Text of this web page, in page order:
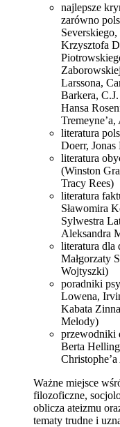
najlepsze
zarówno
Krzysztofa
Larssona,
Barkera,
Hansa
literatura
Doerr,
literatura
(Winston
Tracy Rees)
literatura
Sławomira
Sylwestra
Aleksandra
literatura dla
Małgorzaty
Wojtyszki)
poradniki
Lowena,
Kabata
Melody)
przewodniki
Berta
Ważne miejsce
filozoficzne,
oblicza ateizmu
tematy trudne i